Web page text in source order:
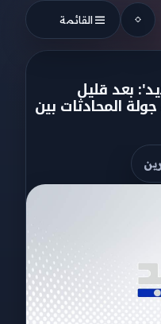
القائمة
بعد قليل
المحادثات بين